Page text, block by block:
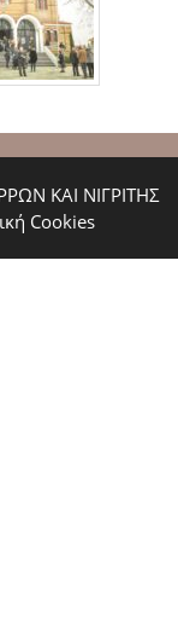
ΚΑΙ ΝΙΓΡΙΤΗΣ
Cookies